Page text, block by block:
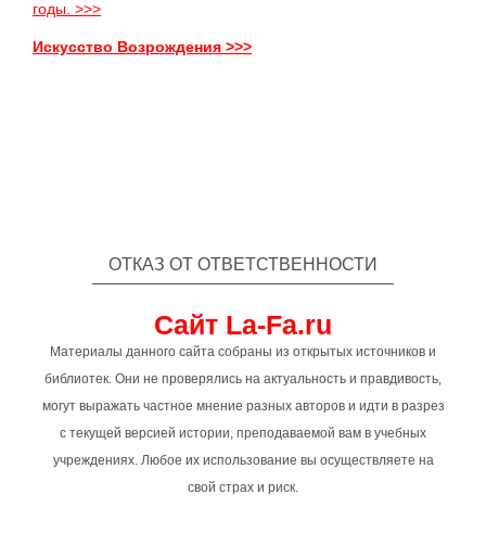
годы. >>>
Искусство Возрождения >>>
ОТКАЗ ОТ ОТВЕТСТВЕННОСТИ
Сайт La-Fa.ru
Материалы данного сайта собраны из открытых источников и
библиотек. Они не проверялись на актуальность и правдивость,
могут выражать частное мнение разных авторов и идти в разрез
с текущей версией истории, преподаваемой вам в учебных
учреждениях. Любое их использование вы осуществляете на
свой страх и риск.